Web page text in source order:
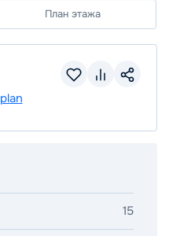
План этажа
15